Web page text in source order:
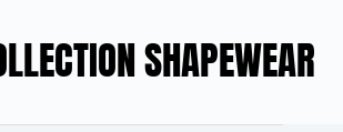
SHAPEWEAR